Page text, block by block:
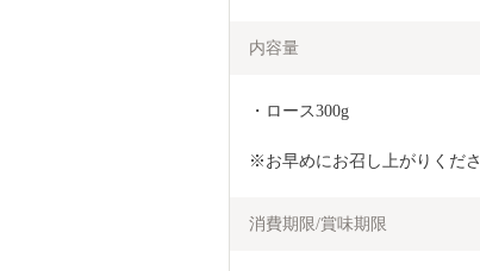
内容量
・ロース300g
※お早めにお召し上がりくだ
消費期限/賞味期限